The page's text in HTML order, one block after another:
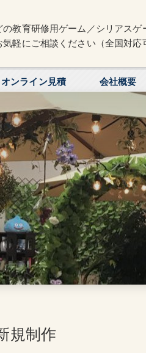
教育研修用ゲーム／シリアスゲ
軽にご相談ください（全国対応
オンライン見積 会社概要
規制作